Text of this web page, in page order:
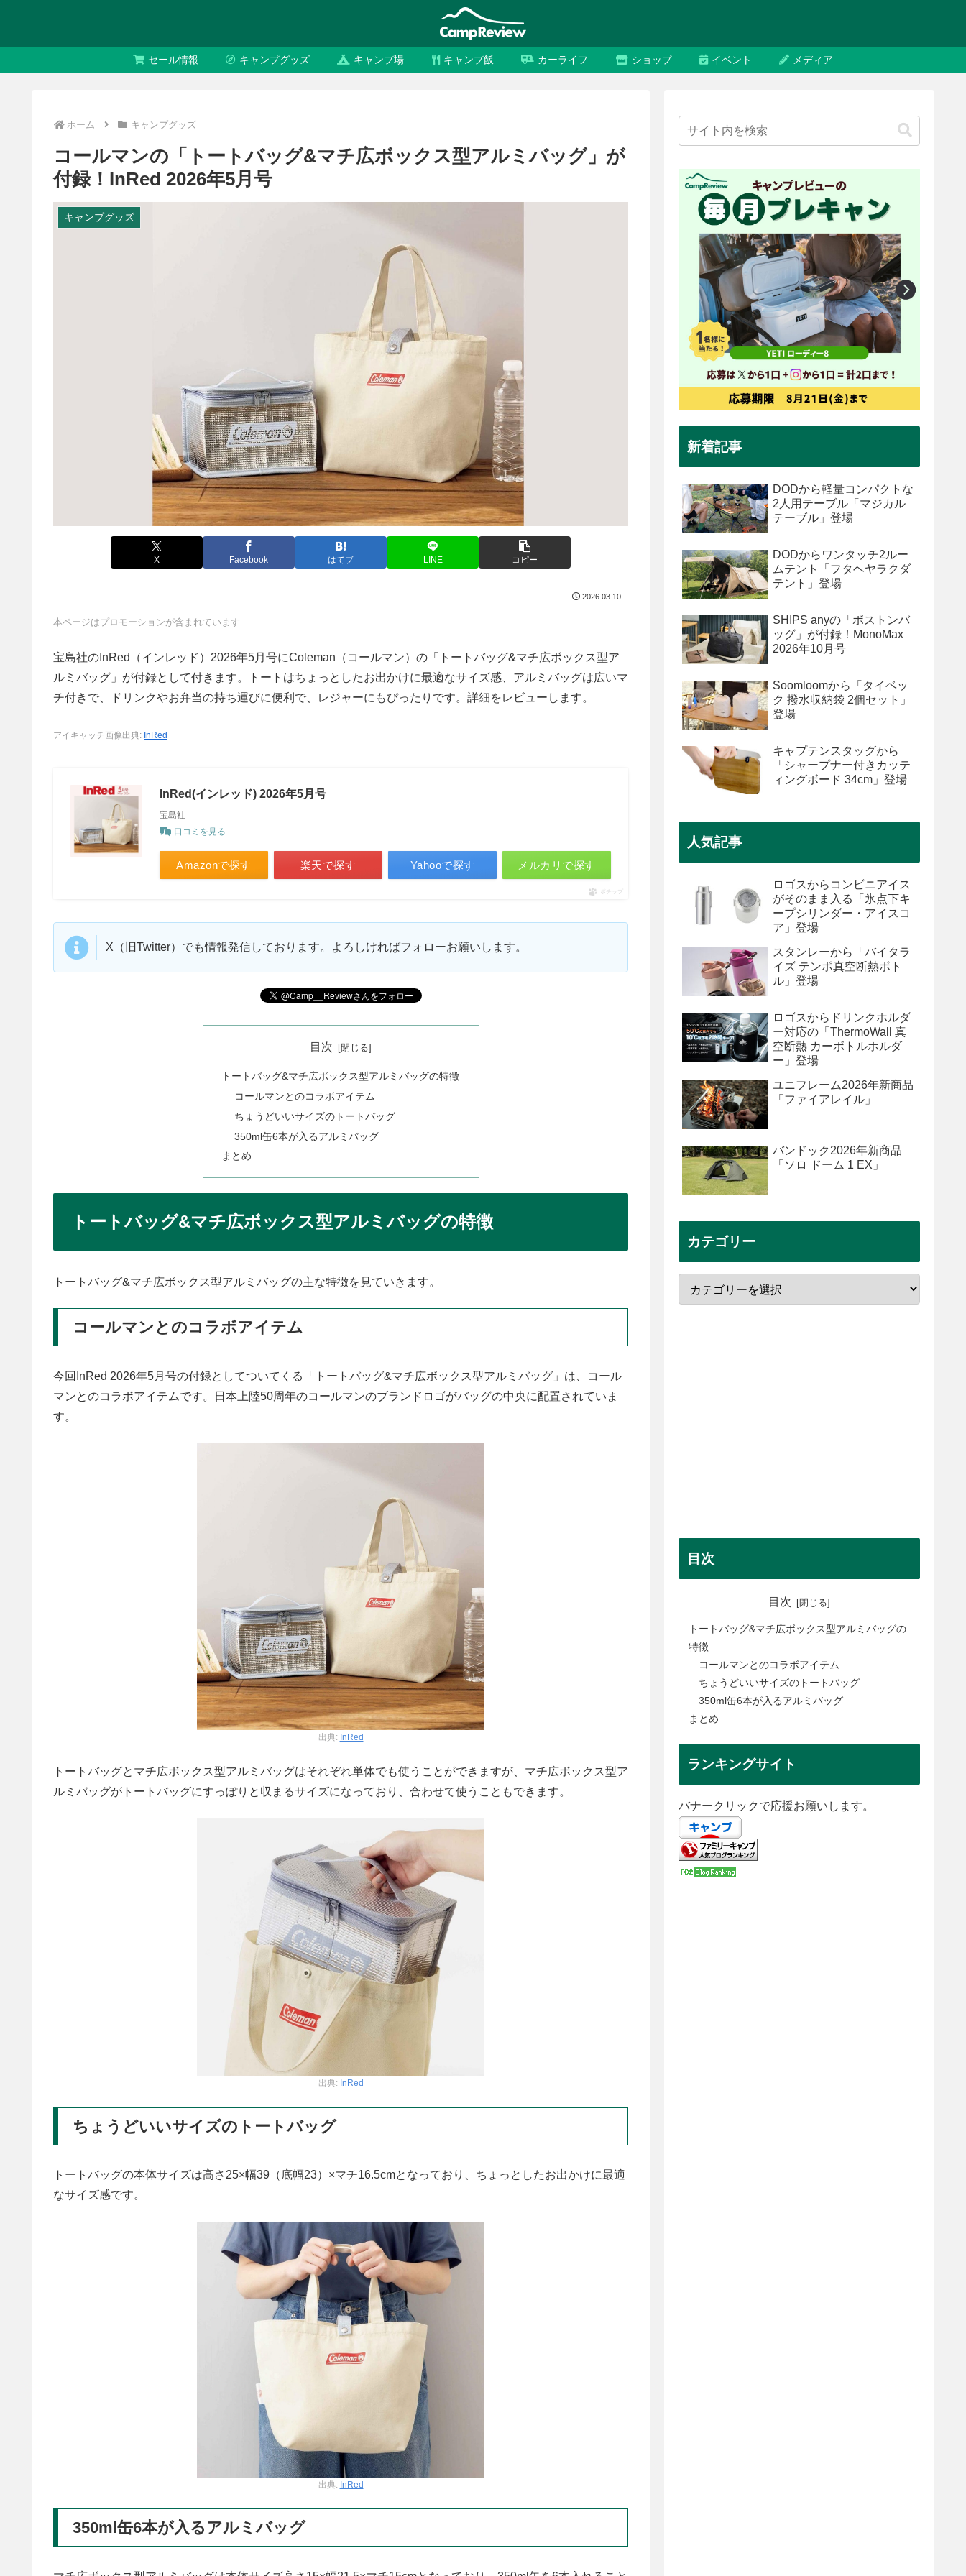
セール情報 キャンプグッズ キャンプ場 キャンプ飯 カーライフ ショップ イベント メディア
ホーム キャンプグッズ
コールマンの「トートバッグ&マチ広ボックス型アルミバッグ」が
付録！InRed 2026年5月号
キャンプグッズ
X Facebook はてブ LINE コピー
2026.03.10
本ページはプロモーションが含まれています
宝島社のInRed（インレッド）2026年5月号にColeman（コールマン）の「トートバッグ&マチ広ボックス型ア
ルミバッグ」が付録として付きます。トートはちょっとしたお出かけに最適なサイズ感、アルミバッグは広いマ
チ付きで、ドリンクやお弁当の持ち運びに便利で、レジャーにもぴったりです。詳細をレビューします。
アイキャッチ画像出典: InRed
InRed(インレッド) 2026年5月号
宝島社
口コミを見る
Amazonで探す 楽天で探す Yahooで探す メルカリで探す
ポチップ
X（旧Twitter）でも情報発信しております。よろしければフォローお願いします。
目次
トートバッグ&マチ広ボックス型アルミバッグの特徴
コールマンとのコラボアイテム
ちょうどいいサイズのトートバッグ
350ml缶6本が入るアルミバッグ
まとめ
トートバッグ&マチ広ボックス型アルミバッグの特徴
トートバッグ&マチ広ボックス型アルミバッグの主な特徴を見ていきます。
コールマンとのコラボアイテム
今回InRed 2026年5月号の付録としてついてくる「トートバッグ&マチ広ボックス型アルミバッグ」は、コール
マンとのコラボアイテムです。日本上陸50周年のコールマンのブランドロゴがバッグの中央に配置されていま
す。
出典: InRed
トートバッグとマチ広ボックス型アルミバッグはそれぞれ単体でも使うことができますが、マチ広ボックス型ア
ルミバッグがトートバッグにすっぽりと収まるサイズになっており、合わせて使うこともできます。
出典: InRed
ちょうどいいサイズのトートバッグ
トートバッグの本体サイズは高さ25×幅39（底幅23）×マチ16.5cmとなっており、ちょっとしたお出かけに最適
なサイズ感です。
出典: InRed
350ml缶6本が入るアルミバッグ
新着記事
DODから軽量コンパクトな
2人用テーブル「マジカル
テーブル」登場
DODからワンタッチ2ルー
ムテント「フタヘヤラクダ
テント」登場
SHIPS anyの「ボストンバ
ッグ」が付録！MonoMax
2026年10月号
Soomloomから「タイベッ
ク 撥水収納袋 2個セット」
登場
キャプテンスタッグから
「シャープナー付きカッテ
ィングボード 34cm」登場
人気記事
ロゴスからコンビニアイス
がそのまま入る「氷点下キ
ープシリンダー・アイスコ
ア」登場
スタンレーから「バイタラ
イズ テンポ真空断熱ボト
ル」登場
ロゴスからドリンクホルダ
ー対応の「ThermoWall 真
空断熱 カーボトルホルダ
ー」登場
ユニフレーム2026年新商品
「ファイアレイル」
バンドック2026年新商品
「ソロ ドーム 1 EX」
カテゴリー
目次
目次
トートバッグ&マチ広ボックス型アルミバッグの
特徴
コールマンとのコラボアイテム
ちょうどいいサイズのトートバッグ
350ml缶6本が入るアルミバッグ
まとめ
ランキングサイト
バナークリックで応援お願いします。